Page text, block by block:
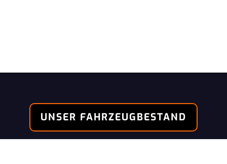
UNSER FAHRZEUGBESTAND